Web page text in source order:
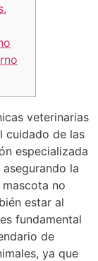
veterinarias
cuidado de las
especializada
la
no
estar al
fundamental
de
ya que